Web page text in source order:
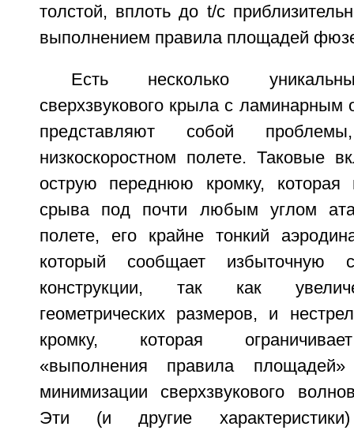
толстой, вплоть до t/c
выполнением правила площадей
Есть несколько
сверхзвукового крыла с ламинарным
представляют собой
низкоскоростном полете. Таковые
острую переднюю кромку, которая
срыва под почти любым углом
полете, его крайне тонкий
который сообщает избыточную
конструкции, так как
геометрических размеров, и
кромку, которая
«выполнения правила
минимизации сверхзвукового
Эти (и другие